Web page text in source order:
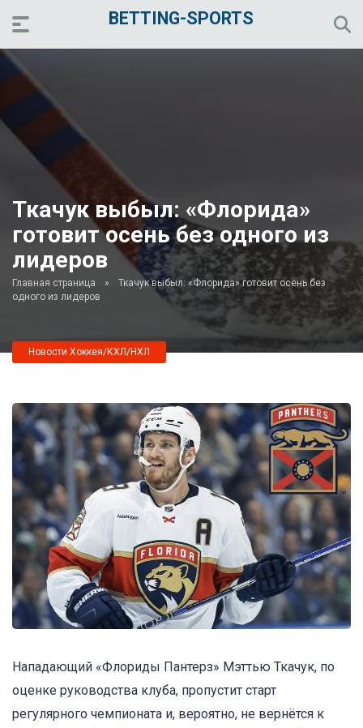
BETTING-SPORTS
Ткачук выбыл: «Флорида»
готовит осень без одного из
лидеров
Главная страница »
Ткачук выбыл: «Флорида» готовит осень без
одного из лидеров
Новости Хоккея/КХЛ/НХЛ
Нападающий «Флориды Пантерз» Мэттью Ткачук, по
оценке руководства клуба, пропустит старт
регулярного чемпионата и, вероятно, не вернётся к